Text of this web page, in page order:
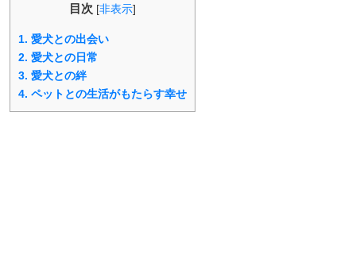
目次 [非表示]
1. 愛犬との出会い
2. 愛犬との日常
3. 愛犬との絆
4. ペットとの生活がもたらす幸せ